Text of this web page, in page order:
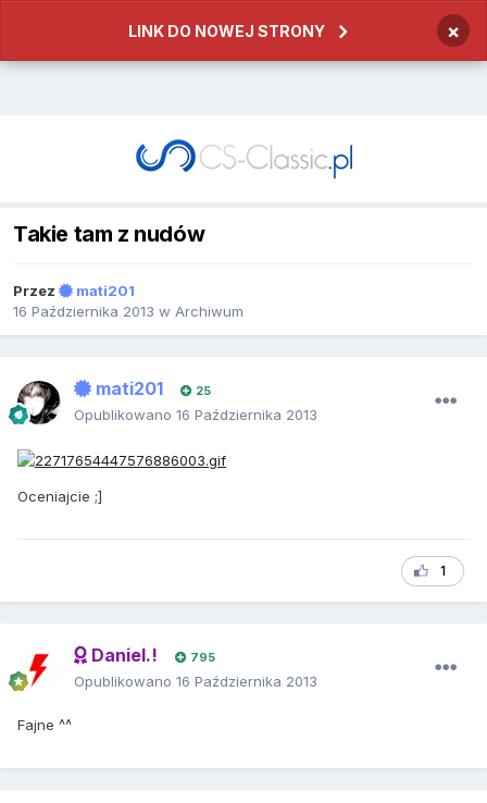
LINK DO NOWEJ STRONY ×
Takie tam z nudów
Przez
mati201
16 Października 2013 w Archiwum
mati201 25
Opublikowano 16 Października 2013
Oceniajcie ;]
1
Daniel.! 795
Opublikowano 16 Października 2013
Fajne ^^